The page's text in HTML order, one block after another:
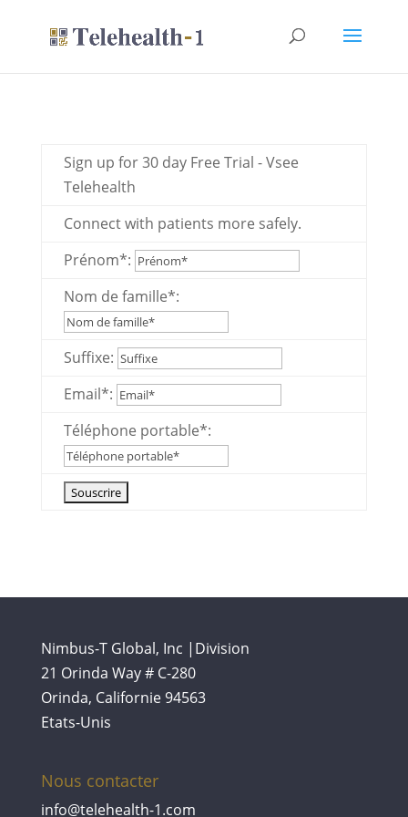
Sign up for30 day Free Trial -Vsee
Telehealth
Connect with patients more safely.
Prénom*:
Nom de famille*:
Suffixe:
Email*:
Téléphone portable*:
Nimbus-T Global, Inc |Division
21 Orinda Way # C-280
Orinda, Californie 94563
Etats-Unis
Nous contacter
info@telehealth-1.com